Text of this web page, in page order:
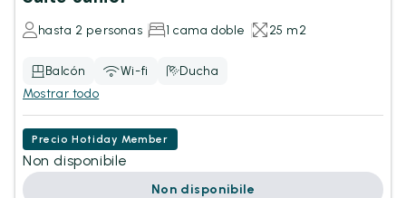
hasta 2 personas 1 cama doble 25 m2
Balcón Wi-fi
Ducha
Mostrar todo
Precio Hotiday Member
Non disponibile
Non disponibile